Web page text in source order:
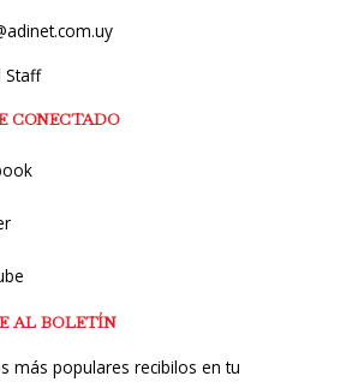
Staff
CONECTADO
AL BOLETÍN
más populares recibilos en tu